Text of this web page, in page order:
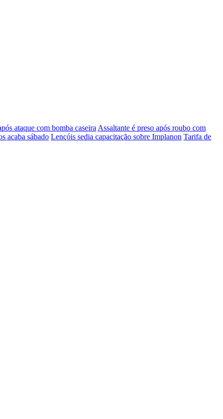
ataque com bomba caseira Assaltante é preso após roubo com
acaba sábado Lençóis sedia capacitação sobre Implanon Tarifa de